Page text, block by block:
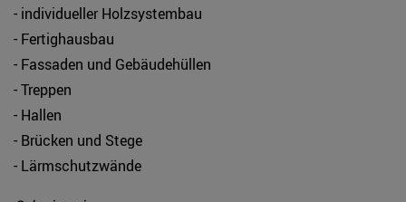
- individueller Holzsystembau
- Fertighausbau
- Fassaden und Gebäudehüllen
- Treppen
- Hallen
- Brücken und Stege
- Lärmschutzwände